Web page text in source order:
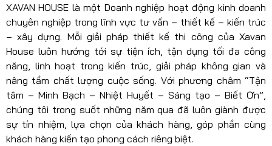
XAVAN HOUSE là một Doanh nghiệp hoạt động kinh doanh
chuyên nghiệp trong lĩnh vực tư vấn – thiết kế – kiến trúc
– xây dựng. Mỗi giải pháp thiết kế thi công của Xavan
House luôn hướng tới sự tiện ích, tận dụng tối đa công
năng, linh hoạt trong kiến trúc, giải pháp không gian và
nâng tầm chất lượng cuộc sống. Với phương châm “Tận
tâm – Minh Bạch – Nhiệt Huyết – Sáng tạo – Biết Ơn”,
chúng tôi trong suốt những năm qua đã luôn giành được
sự tín nhiệm, lựa chọn của khách hàng, góp phần cùng
khách hàng kiến tạo phong cách riêng biệt.